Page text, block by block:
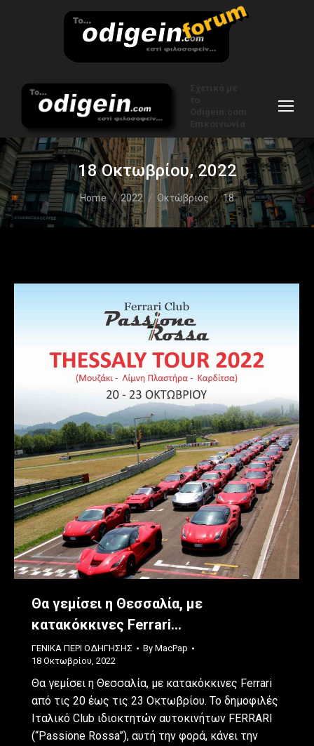
18 Οκτωβρίου, 2022
You are here:
Home 2022 Οκτώβριος 18
Θα γεμίσει η Θεσσαλία, με
κατακόκκινες Ferrari…
ΓΕΝΙΚΑ ΠΕΡΙ ΟΔΗΓΗΣΗΣ By MacPap
18 Οκτωβρίου, 2022
Θα γεμίσει η Θεσσαλία, με κατακόκκινες Ferrari
από τις 20 έως τις 23 Οκτωβρίου. Το δημοφιλές
Ιταλικό Club ιδιοκτητών αυτοκινήτων FERRARI
(“Passione Rossa”), αυτή την φορά, κάνει την